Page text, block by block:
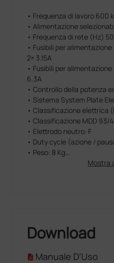
• Frequenza di lavoro 600
• Alimentazione
• Frequenza di rete (Hz)
• Fusibili per
2× 3.15A
• Fusibili per
6.3A
• Controllo della potenza
• Sistema System Plate
• Classificazione elettrica
• Classificazione MDD 93/
• Elettrodo neutro: F
• Duty cycle (azione /
• Peso: 8 Kg
• Dimensioni: 360 × 150 ×
Mostra
Download
Manuale D'Uso